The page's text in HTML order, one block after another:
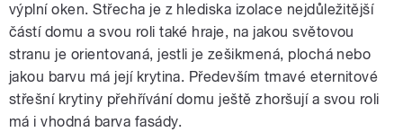
výplní oken. Střecha je z hlediska izolace nejdůležitější
částí domu a svou roli také hraje, na jakou světovou
stranu je orientovaná, jestli je zešikmená, plochá nebo
jakou barvu má její krytina. Především tmavé eternitové
střešní krytiny přehřívání domu ještě zhoršují a svou roli
má i vhodná barva fasády.